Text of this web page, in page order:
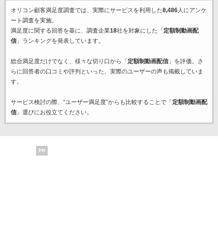
オリコン顧客満足度調査では、実際にサービスを利用した8,486人にアンケ
ート調査を実施。
満足度に関する回答を基に、調査企業18社を対象にした「 定額制動画配
信」ランキングを発表しています。
総合満足度だけでなく、様々な切り口から「 定額制動画配信」を評価。さ
らに回答者の口コミや評判といった、実際のユーザーの声も掲載していま
す。
サービス検討の際、“ユーザー満足度”からも比較することで「 定額制動画配
信」選びにお役立てください。
PR